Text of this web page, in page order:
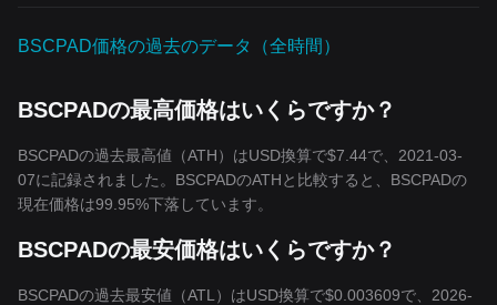
BSCPAD価格の過去のデータ（全時間）
BSCPADの最高価格はいくらですか？
BSCPADの過去最高値（ATH）はUSD換算で$7.44で、2021-03-
07に記録されました。BSCPADのATHと比較すると、BSCPADの
現在価格は99.95%下落しています。
BSCPADの最安価格はいくらですか？
BSCPADの過去最安値（ATL）はUSD換算で$0.003609で、2026-